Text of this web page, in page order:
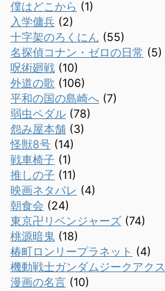
僕はどこから (1)
入学傭兵 (2)
十字架のろくにん (55)
名探偵コナン・ゼロの日常 (5)
呪術廻戦 (10)
外道の歌 (106)
平和の国の島崎へ (7)
弱虫ペダル (78)
怨み屋本舗 (3)
怪獣8号 (14)
戦車椅子 (1)
推しの子 (11)
映画ネタバレ (4)
朝食会 (24)
東京卍リベンジャーズ (74)
桃源暗鬼 (18)
椿町ロンリープラネット (4)
機動戦士ガンダムジークアクス
漫画の名言 (10)